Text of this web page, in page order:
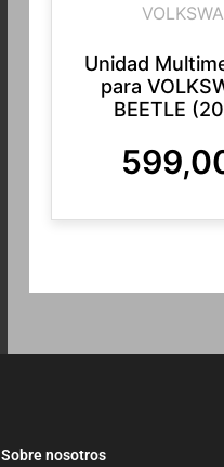
Unidad
para
BEETLE
Sobre nosotros